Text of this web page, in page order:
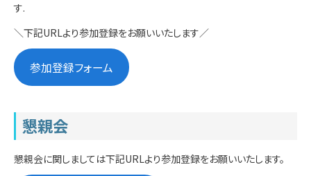
す.
＼下記URLより参加登録をお願いいたします／
参加登録フォーム
懇親会
懇親会に関しましては下記URLより参加登録をお願いいたします。